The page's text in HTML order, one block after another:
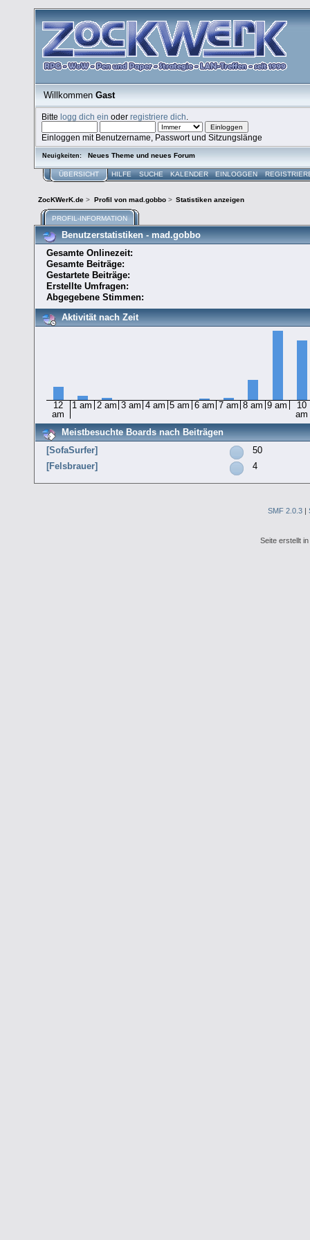
Willkommen Gast
Bittelogg dich ein oderregistriere dich
Einloggen mit Benutzername, Passwort und Sitzungslänge
Neuigkeiten: Neues Theme und neues Forum
ÜBERSICHT HILFE SUCHE KALENDER EINLOGGEN
ZocKWerK.de > Profil von mad.gobbo> Statistiken anzeigen
PROFIL-INFORMATION
Benutzerstatistiken - mad.gobbo
Gesamte Onlinezeit:
Gesamte Beiträge:
Gestartete Beiträge:
Erstellte Umfragen:
Abgegebene Stimmen:
Aktivität nach Zeit
12
am
1 am 2 am 3 am 4 am 5 am 6 am 7 am 8 am 9 am
10
am
Meistbesuchte Boards nach Beiträgen
[SofaSurfer]
50
[Felsbrauer]
4
SMF 2.0.3|
Seite erstellt